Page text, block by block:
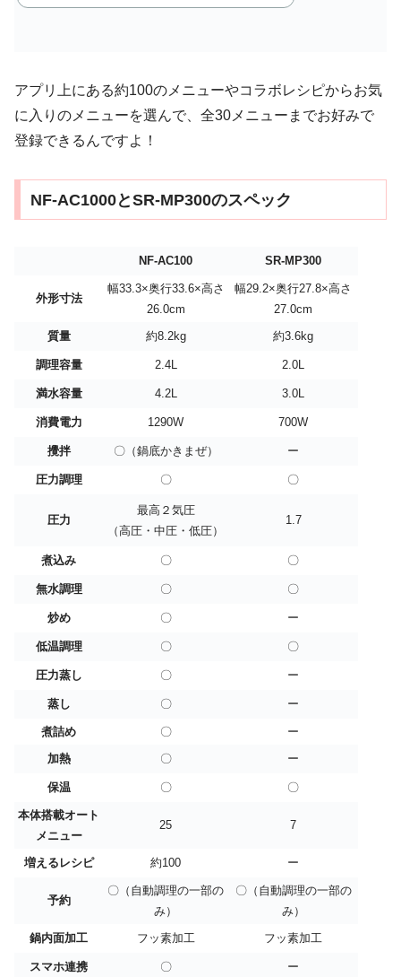
アプリ上にある約100のメニューやコラボレシピからお気
に入りのメニューを選んで、全30メニューまでお好みで
登録できるんですよ！
NF-AC1000とSR-MP300のスペック
NF-AC100 SR-MP300
外形寸法
幅33.3×奥行33.6×高さ
26.0cm
幅29.2×奥行27.8×高さ
27.0cm
質量
約8.2kg 約3.6kg
調理容量 2.4L 2.0L
満水容量 4.2L 3.0L
消費電力 1290W 700W
攪拌 〇（鍋底かきまぜ） ー
圧力調理 〇 〇
圧力
最高２気圧
（高圧・中圧・低圧）
1.7
煮込み 〇 〇
無水調理 〇 〇
炒め 〇 ー
低温調理 〇 〇
圧力蒸し 〇 ー
蒸し 〇 ー
煮詰め 〇
ー
加熱
〇 ー
保温 〇 〇
本体搭載オート
メニュー
25 7
増えるレシピ 約100 ー
予約
〇（自動調理の一部の
み）
〇（自動調理の一部の
み）
鍋内面加工
フッ素加工 フッ素加工
スマホ連携 〇 ー